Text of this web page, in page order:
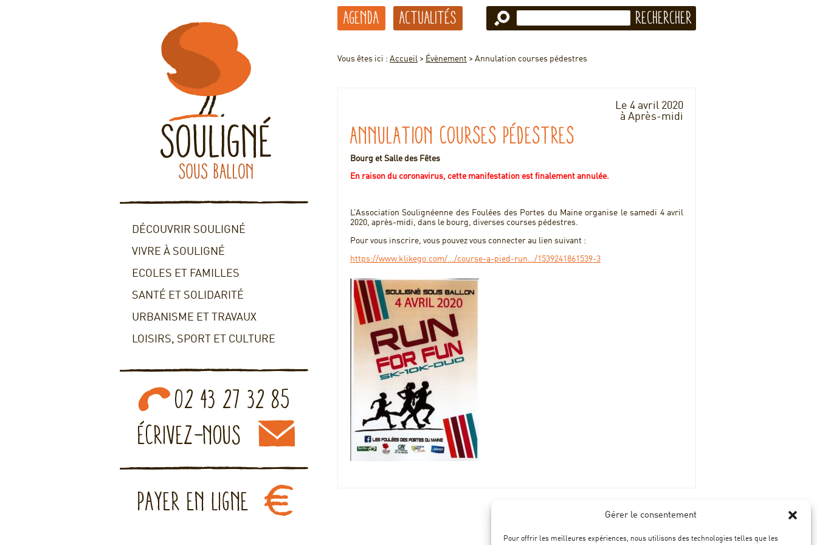
Gérer le consentement
Pour offrir les meilleures expériences, nous utilisons des technologies telles que les
DÉCOUVRIR SOULIGNÉ
VIVRE À SOULIGNÉ
ECOLES ET FAMILLES
SANTÉ ET SOLIDARITÉ
URBANISME ET TRAVAUX
LOISIRS, SPORT ET CULTURE
Agenda Actualités
Vous êtes ici : Accueil > Évènement > Annulation courses pédestres
Le 4 avril 2020
à Après-midi
Annulation courses pédestres
Bourg et Salle des Fêtes
En raison du coronavirus, cette manifestation est finalement annulée.
L’Association Soulignéenne des Foulées des Portes du Maine organise le samedi 4 avril
2020, après-midi, dans le bourg, diverses courses pédestres.
Pour vous inscrire, vous pouvez vous connecter au lien suivant :
https://www.klikego.com/…/course-a-pied-run…/1539241861539-3